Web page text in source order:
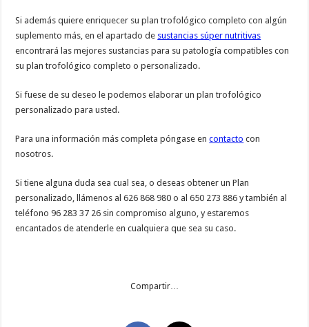
Si además quiere enriquecer su plan trofológico completo con algún
suplemento más, en el apartado de sustancias súper nutritivas
encontrará las mejores sustancias para su patología compatibles con
su plan trofológico completo o personalizado.
Si fuese de su deseo le podemos elaborar un plan trofológico
personalizado para usted.
Para una información más completa póngase encontacto con
nosotros.
Si tiene alguna duda sea cual sea, o deseas obtener un Plan
personalizado, llámenos al 626 868 980 o al 650 273 886 y también al
teléfono 96 283 37 26 sin compromiso alguno, y estaremos
encantados de atenderle en cualquiera que sea su caso.
Compartir…